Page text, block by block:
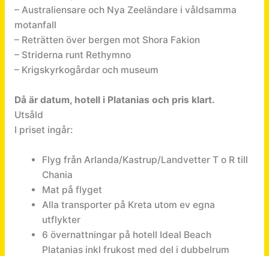
– Australiensare och Nya Zeeländare i våldsamma
motanfall
– Reträtten över bergen mot Shora Fakion
– Striderna runt Rethymno
– Krigskyrkogårdar och museum
Då är datum, hotell i Platanias och pris klart.
Utsåld
I priset ingår:
Flyg från Arlanda/Kastrup/Landvetter T o R till
Chania
Mat på flyget
Alla transporter på Kreta utom ev egna
utflykter
6 övernattningar på hotell Ideal Beach
Platanias inkl frukost med del i dubbelrum